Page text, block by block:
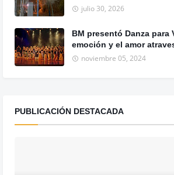
julio 30, 2026
BM presentó Danza para
emoción y el amor
noviembre 05, 2024
PUBLICACIÓN DESTACADA